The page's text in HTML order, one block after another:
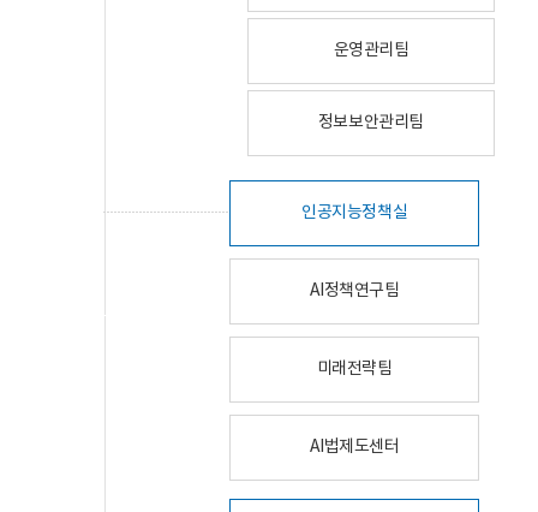
운영관리팀
정보보안관리팀
인공지능정책실
AI정책연구팀
미래전략팀
AI법제도센터